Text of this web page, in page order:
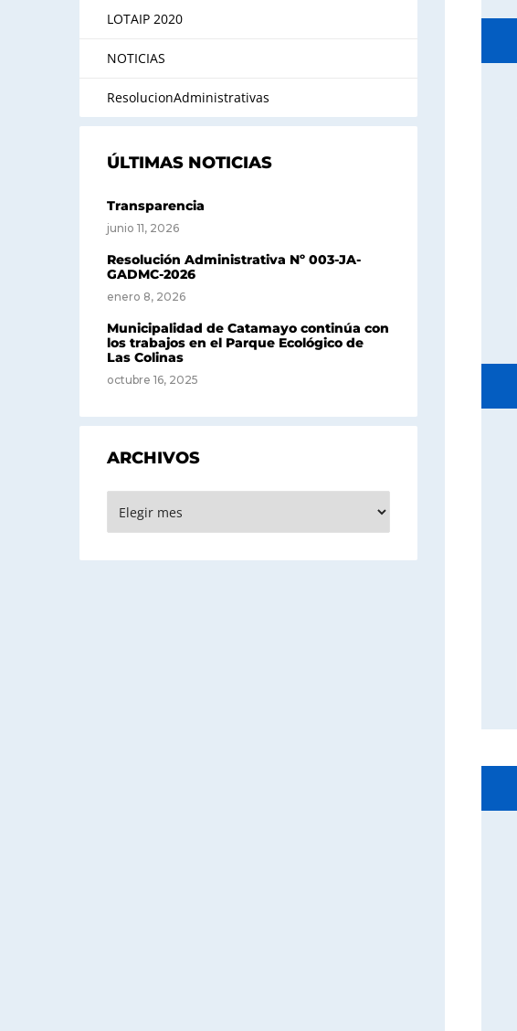
LOTAIP 2020
NOTICIAS
ResolucionAdministrativas
ÚLTIMAS NOTICIAS
Transparencia
junio 11, 2026
Resolución Administrativa Nº 003-JA-
GADMC-2026
enero 8, 2026
Municipalidad de Catamayo continúa con
los trabajos en el Parque Ecológico de
Las Colinas
octubre 16, 2025
ARCHIVOS